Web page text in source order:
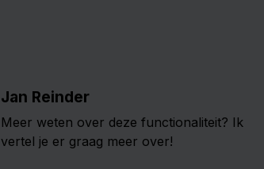
Jan Reinder
Meer weten over deze functionaliteit? Ik
vertel je er graag meer over!